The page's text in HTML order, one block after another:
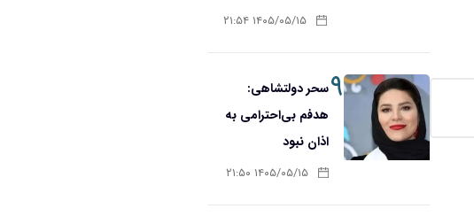
۱۴۰۵/۰۵/۱۵ ۲۱:۵۴
۹سحر دولتشاهی:
هدفم بی‌احترامی به
اذان نبود
۱۴۰۵/۰۵/۱۵ ۲۱:۵۰